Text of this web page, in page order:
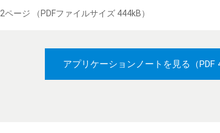
2ページ （PDFファイルサイズ 444kB）
アプリケーションノートを見る （PDF